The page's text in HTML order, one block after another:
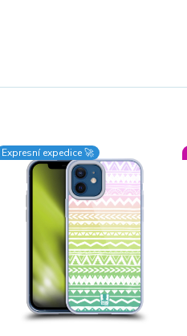
Expresní expedice 🚀